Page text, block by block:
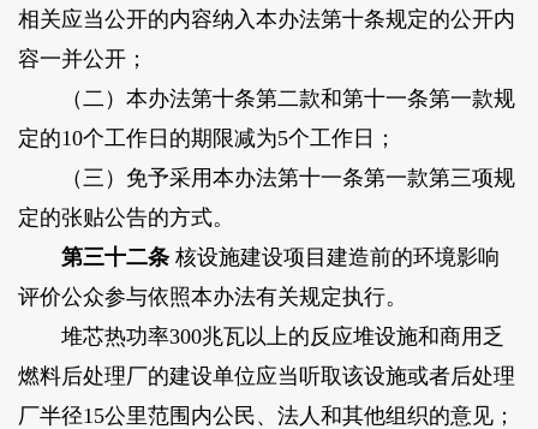
相关应当公开的内容纳入本办法第十条规定的公开内
容一并公开；
（二）本办法第十条第二款和第十一条第一款规
定的10个工作日的期限减为5个工作日；
（三）免予采用本办法第十一条第一款第三项规
定的张贴公告的方式。
第三十二条核设施建设项目建造前的环境影响
评价公众参与依照本办法有关规定执行。
堆芯热功率300兆瓦以上的反应堆设施和商用乏
燃料后处理厂的建设单位应当听取该设施或者后处理
厂半径15公里范围内公民、法人和其他组织的意见；